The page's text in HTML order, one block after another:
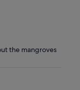
the mangroves